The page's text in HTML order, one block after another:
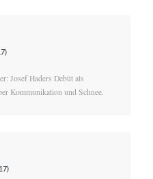
Josef Haders Debüt als
Kommunikation und Schnee.